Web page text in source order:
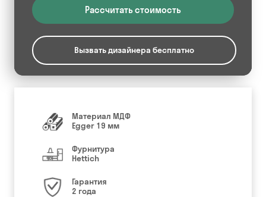
Рассчитать стоимость
Вызвать дизайнера бесплатно
Материал МДФ
Egger 19 мм
Фурнитура
Hettich
Гарантия
2 года